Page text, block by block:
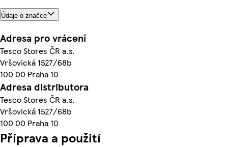
Údaje o značce
Adresa pro vrácení
Tesco Stores ČR a.s.
Vršovická 1527/68b
100 00 Praha 10
Adresa distributora
Tesco Stores ČR a.s.
Vršovická 1527/68b
100 00 Praha 10
Příprava a použití